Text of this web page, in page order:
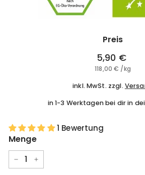
Preis
Normaler
Preis
5,90 €5,90
€
118,00 € 118,00
/kg
inkl. MwSt. zzgl.
in 1-3 Werktagen bei dir in
1 Bewertung
Menge
− +